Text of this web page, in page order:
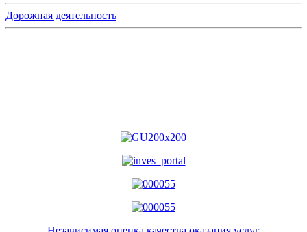
Дорожная деятельность